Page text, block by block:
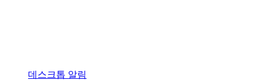
데스크톱 알림